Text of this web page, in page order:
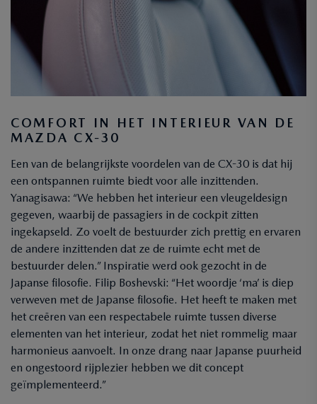
COMFORT IN HET INTERIEUR VAN DE
MAZDA CX-30
Een van de belangrijkste voordelen van de CX-30 is dat hij
een ontspannen ruimte biedt voor alle inzittenden.
Yanagisawa: “We hebben het interieur een vleugeldesign
gegeven, waarbij de passagiers in de cockpit zitten
ingekapseld. Zo voelt de bestuurder zich prettig en ervaren
de andere inzittenden dat ze de ruimte echt met de
bestuurder delen.” Inspiratie werd ook gezocht in de
Japanse filosofie. Filip Boshevski: “Het woordje ‘ma’ is diep
verweven met de Japanse filosofie. Het heeft te maken met
het creëren van een respectabele ruimte tussen diverse
elementen van het interieur, zodat het niet rommelig maar
harmonieus aanvoelt. In onze drang naar Japanse puurheid
en ongestoord rijplezier hebben we dit concept
geïmplementeerd.”